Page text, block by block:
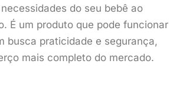
do seu bebê ao
É um produto que pode funcionar
busca praticidade e segurança,
mais completo do mercado.